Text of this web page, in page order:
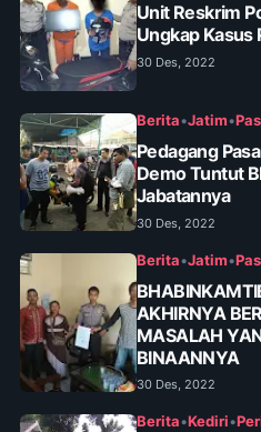
Unit Reskrim
Ungkap Kasus
30 Des, 2022
Berita•Jatim•
Pedagang
Demo Tuntut
Jabatannya
30 Des, 2022
Berita•Jatim•
AKHIRNYA
MASALAH
BINAANNYA
30 Des, 2022
Berita•Kediri•